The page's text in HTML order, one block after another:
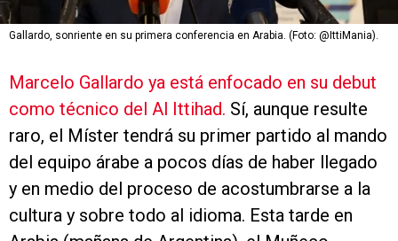
Gallardo, sonriente en su primera conferencia en Arabia. (Foto: @IttiMania).
Marcelo Gallardo ya está enfocado en su debut
como técnico del Al Ittihad. Sí, aunque resulte
raro, el Míster tendrá su primer partido al mando
del equipo árabe a pocos días de haber llegado
y en medio del proceso de acostumbrarse a la
cultura y sobre todo al idioma. Esta tarde en